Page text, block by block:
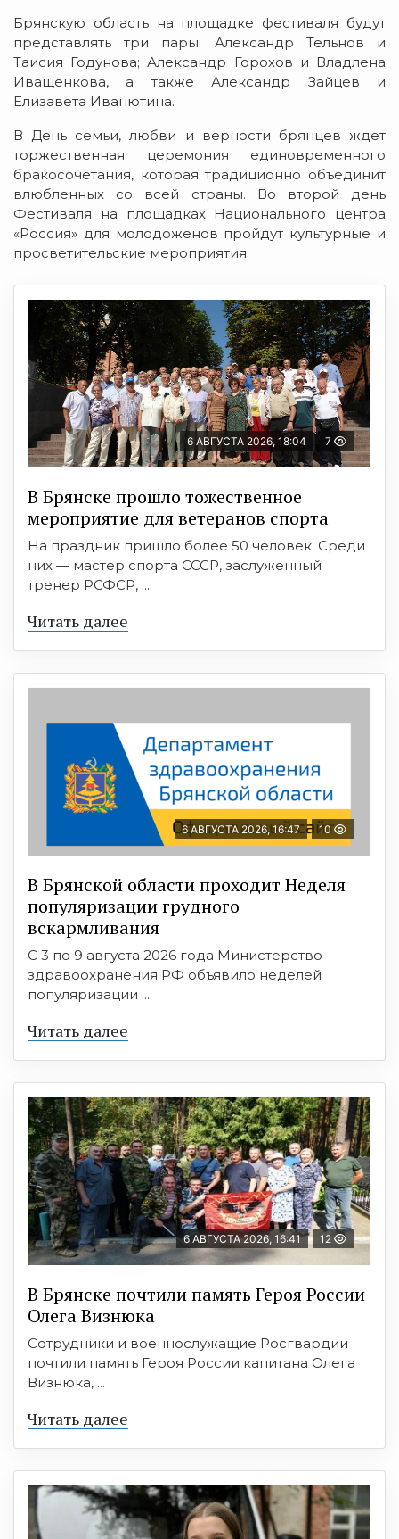
Брянскую область на площадке фестиваля будут
представлять три пары: Александр Тельнов и
Таисия Годунова; Александр Горохов и Владлена
Иващенкова, а также Александр Зайцев и
Елизавета Иванютина.
В День семьи, любви и верности брянцев ждет
торжественная церемония единовременного
бракосочетания, которая традиционно объединит
влюбленных со всей страны. Во второй день
Фестиваля на площадках Национального центра
«Россия» для молодоженов пройдут культурные и
просветительские мероприятия.
6 АВГУСТА 2026, 18:04 7
В Брянске прошло тожественное
мероприятие для ветеранов спорта
На праздник пришло более 50 человек. Среди
них — мастер спорта СССР, заслуженный
тренер РСФСР, ...
Читать далее
6 АВГУСТА 2026, 16:47 10
В Брянской области проходит Неделя
популяризации грудного
вскармливания
С 3 по 9 августа 2026 года Министерство
здравоохранения РФ объявило неделей
популяризации ...
Читать далее
6 АВГУСТА 2026, 16:41 12
В Брянске почтили память Героя России
Олега Визнюка
Сотрудники и военнослужащие Росгвардии
почтили память Героя России капитана Олега
Визнюка, ...
Читать далее